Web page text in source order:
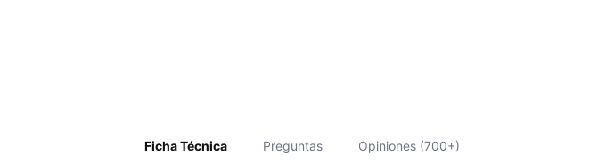
Ficha Técnica Preguntas Opiniones (700+)